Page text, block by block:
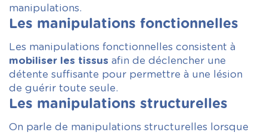
manipulations.
Les manipulations fonctionnelles
Les manipulations fonctionnelles consistent à
mobiliser les tissus afin de déclencher une
détente suffisante pour permettre à une lésion
de guérir toute seule.
Les manipulations structurelles
On parle de manipulations structurelles lorsque